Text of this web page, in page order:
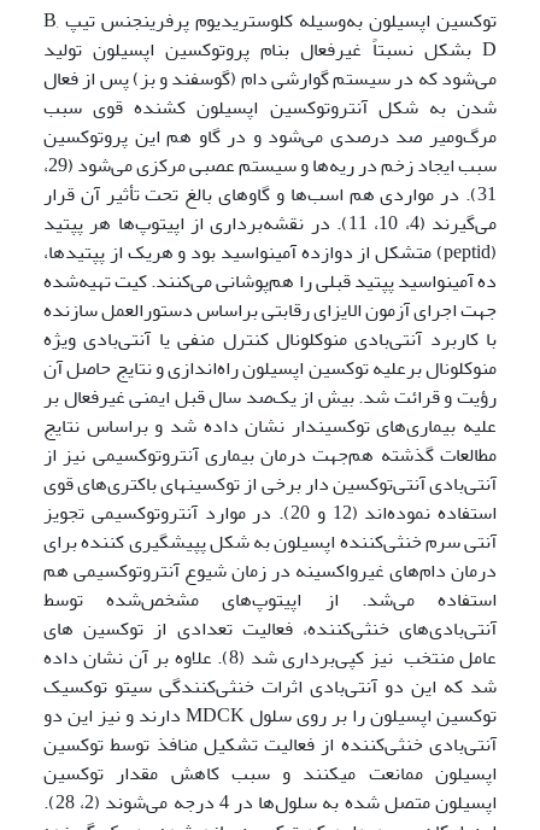
توکسین اپسیلون به‌وسیله کلوستریدیوم پرفرینجنس تیپ B,
D بشکل نسبتاً غیرفعال بنام پروتوکسین اپسیلون تولید
می‌شود که در سیستم گوارشی دام (گوسفند و بز) پس از فعال
شدن به شکل آنتروتوکسین اپسیلون کشنده قوی سبب
مرگ‌ومیر صد درصدی می‌شود و در گاو هم این پروتوکسین
سبب ایجاد زخم در ریه‌ها و سیستم عصبی مرکزی می‌شود (29،
31). در مواردی هم اسب‌ها و گاوهای بالغ تحت تأثیر آن قرار
می‌گیرند (4، 10، 11). در نقشه‌برداری از اپی­توپ‌ها هر پپتید
(peptid) متشکل از دوازده آمینواسید بود و هریک از پپتیدها،
ده آمینواسید پپتید قبلی را هم‌پوشانی می‌کنند. کیت تهیه‌شده
جهت اجرای آزمون الایزای رقابتی براساس دستورالعمل سازنده
با کاربرد آنتی‌بادی منوکلونال کنترل منفی یا آنتی‌بادی ویژه
منوکلونال برعلیه توکسین اپسیلون راه‌اندازی و نتایج حاصل آن
رؤیت و قرائت شد. بیش از یک‌صد سال قبل ایمنی غیرفعال بر
علیه بیماری‌های توکسین­دار نشان داده شد و براساس نتایج
مطالعات گذشته هم‌جهت درمان بیماری آنتروتوکسیمی نیز از
آنتی‌بادی آنتی‌توکسین دار برخی از توکسین­های باکتری‌های قوی
استفاده نموده‌اند (12 و 20). در موارد آنتروتوکسیمی تجویز
آنتی سرم خنثی‌کننده اپسیلون به شکل پپیشگیری کننده برای
درمان دام‌های غیرواکسینه در زمان شیوع آنتروتوکسیمی هم
استفاده می‌شد. از اپی­توپ‌های مشخص‌شده توسط
آنتی‌بادی‌های خنثی‌کننده، فعالیت تعدادی از توکسین های
عامل منتخب نیز کپی‌برداری شد (8). علاوه بر آن نشان داده
شد که این دو آنتی‌بادی اثرات خنثی‌کنندگی سیتو توکسیک
توکسین اپسیلون را بر روی سلول MDCK دارند و نیز این دو
آنتی‌بادی خنثی‌کننده از فعالیت تشکیل منافذ توسط توکسین
اپسیلون ممانعت می­کنند و سبب کاهش مقدار توکسین
اپسیلون متصل شده به سلول‌ها در 4 درجه می‌شوند (2، 28).